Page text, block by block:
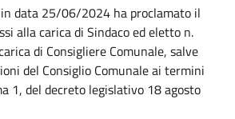
data 25/06/2024 ha proclamato il
alla carica di Sindaco ed eletto n.
di Consigliere Comunale, salve
del Consiglio Comunale ai termini
1, del decreto legislativo 18 agosto